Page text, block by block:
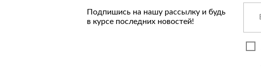
Подпишись на нашу рассылку и будь
в курсе последних новостей!